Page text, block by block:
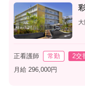
正看護師 常勤 2交
月給 296,000円